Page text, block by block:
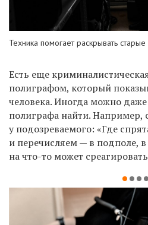
Техника помогает раскрывать
Есть еще
полиграфом, который
человека. Иногда можно
полиграфа найти. Например,
у подозреваемого: «Где
и перечисляем — в подполе, в
на что-то может